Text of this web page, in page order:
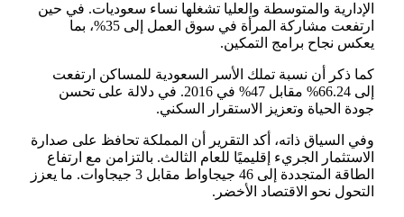
الإدارية والمتوسطة والعليا تشغلها نساء سعوديات. في حين
ارتفعت مشاركة المرأة في سوق العمل إلى 35%، بما
يعكس نجاح برامج التمكين.
كما ذكر أن نسبة تملك الأسر السعودية للمساكن ارتفعت
إلى 66.24% مقابل 47% في 2016. في دلالة على تحسن
جودة الحياة وتعزيز الاستقرار السكني.
وفي السياق ذاته، أكد التقرير أن المملكة تحافظ على صدارة
الاستثمار الجريء إقليميًا للعام الثالث. بالتزامن مع ارتفاع
الطاقة المتجددة إلى 46 جيجاواط مقابل 3 جيجاوات. ما يعزز
التحول نحو الاقتصاد الأخضر.